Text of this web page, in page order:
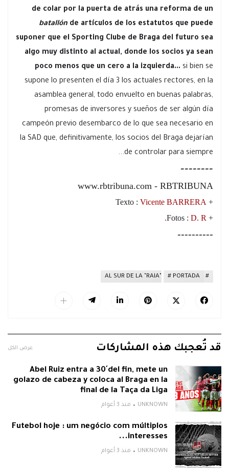
de colar por la puerta de atrás una reforma de un
batallón de artículos de los estatutos que puede
suponer que el Sporting Clube de Braga del futuro sea
algo muy distinto al actual, donde los socios ya sean
poco menos que un cero a la izquierda... si bien se
supone lo presenten el día 3 los actuales rectores, en la
asamblea general, todo envuelto en buenas palabras,
promesas de inversores y sueños de ser algún día
campeón previo desembarco de lo que sea necesario en
la SAD que, definitivamente, los socios del Braga dejarían
de controlar para siempre...
--------
www.rbtribuna.com - RBTRIBUNA
+ Texto :
Vicente BARRERA
+ Fotos :
D. R.
----------
AL SUR DE LA "RAIA" PORTADA
قد تُعجبك هذه المشاركات عرض الكل
Abel Ruiz entra a 30´del fin, mete un
golazo de cabeza y coloca al Braga en la
final de la Taça da Liga
UNKNOWN منذ 3 أعوام
Futebol hoje : um negócio com múltiplos
interesses...
UNKNOWN منذ 3 أعوام